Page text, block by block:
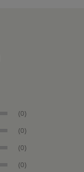
(0)
(0)
(0)
(0)